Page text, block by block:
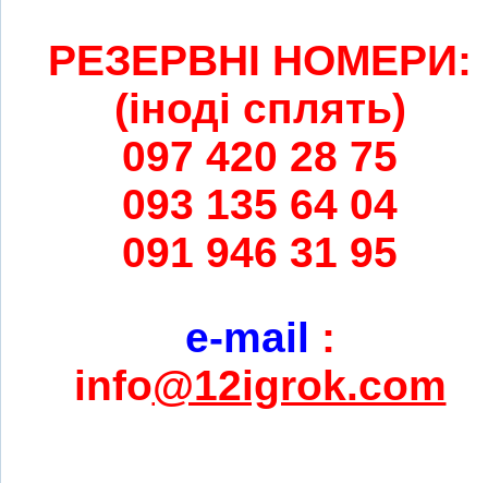
РЕЗЕРВНІ НОМЕРИ:
(іноді сплять)
097 420 28 75
093 135 64 04
091 946 31 95
e-mail :
info@12igrok.com